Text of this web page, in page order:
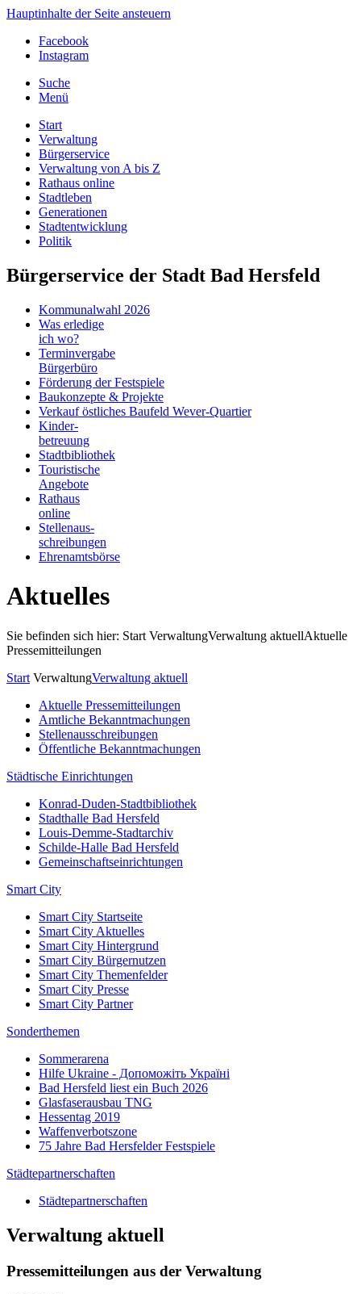
Hauptinhalte der Seite ansteuern
Facebook
Instagram
Suche
Menü
Start
Verwaltung
Bürgerservice
Verwaltung von A bis Z
Rathaus online
Stadtleben
Generationen
Stadtentwicklung
Politik
Bürgerservice der Stadt Bad Hersfeld
Kommunalwahl 2026
Was erledige
ich wo?
Terminvergabe
Bürgerbüro
Förderung der Festspiele
Baukonzepte & Projekte
Verkauf östliches Baufeld Wever-Quartier
Kinder-
betreuung
Stadtbibliothek
Touristische
Angebote
Rathaus
online
Stellenaus-
schreibungen
Ehrenamtsbörse
Aktuelles
Sie befinden sich hier: Start VerwaltungVerwaltung aktuellAktuelle
Pressemitteilungen
Start VerwaltungVerwaltung aktuell
Aktuelle Pressemitteilungen
Amtliche Bekanntmachungen
Stellenausschreibungen
Öffentliche Bekanntmachungen
Städtische Einrichtungen
Konrad-Duden-Stadtbibliothek
Stadthalle Bad Hersfeld
Louis-Demme-Stadtarchiv
Schilde-Halle Bad Hersfeld
Gemeinschaftseinrichtungen
Smart City
Smart City Startseite
Smart City Aktuelles
Smart City Hintergrund
Smart City Bürgernutzen
Smart City Themenfelder
Smart City Presse
Smart City Partner
Sonderthemen
Sommerarena
Hilfe Ukraine - Допоможіть Україні
Bad Hersfeld liest ein Buch 2026
Glasfaserausbau TNG
Hessentag 2019
Waffenverbotszone
75 Jahre Bad Hersfelder Festspiele
Städtepartnerschaften
Städtepartnerschaften
Verwaltung aktuell
Pressemitteilungen aus der Verwaltung